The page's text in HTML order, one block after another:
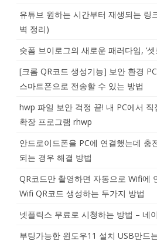
유튜브 원하는 시간부터 재생되는 링
벽 정리)
숏폼 브이로그의 새로운 패러다임, ‘
[크롬 QR코드 생성기능] 보안 환경
스마트폰으로 전송할 수 있는 방법
hwp 파일 보안 걱정 끝! 내 PC에서
확장 프로그램 rhwp
안드로이드폰을 PC에 연결했는데 충
되는 경우 해결 방법
QR코드만 촬영하면 자동으로 Wifi에
Wifi QR코드 생성하는 두가지 방법
넷플릭스 무료로 시청하는 방법 – 네
부팅가능한 윈도우11 설치 USB만드